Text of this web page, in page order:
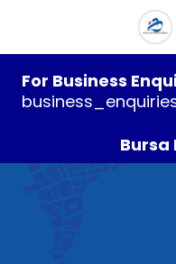
For Business
Bursa